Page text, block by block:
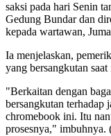
saksi pada hari Senin
Gedung Bundar dan
kepada wartawan,
Ia menjelaskan,
yang bersangkutan
"Berkaitan dengan
bersangkutan terhadap
chromebook ini. Itu
prosesnya," imbuhnya.